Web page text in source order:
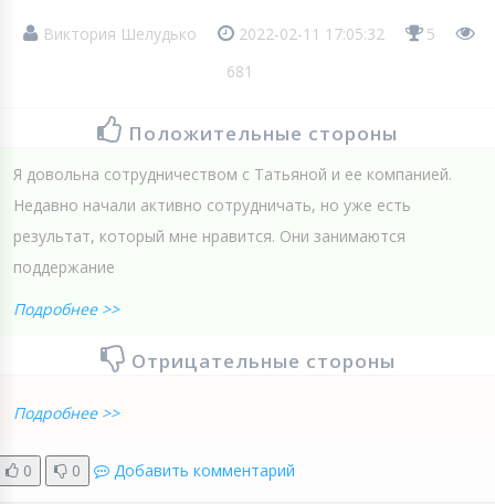
Виктория Шелудько 2022-02-11 17:05:32
5
681
Положительные стороны
Я довольна сотрудничеством с Татьяной и ее компанией.
Недавно начали активно сотрудничать, но уже есть
результат, который мне нравится. Они занимаются
поддержание
Подробнее >>
Отрицательные стороны
Подробнее >>
0 0 Добавить комментарий